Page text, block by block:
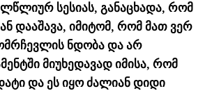
სესიას, განაცხადა, რომ
დააშავა, იმიტომ, რომ მათ ვერ
ნდობა და არ
მიუხედავად იმისა, რომ
და ეს იყო ძალიან დიდი